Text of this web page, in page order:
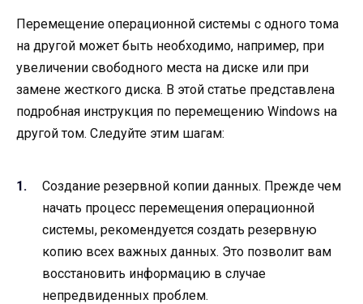
Перемещение операционной системы с одного тома
на другой может быть необходимо, например, при
увеличении свободного места на диске или при
замене жесткого диска. В этой статье представлена
подробная инструкция по перемещению Windows на
другой том. Следуйте этим шагам:
Создание резервной копии данных. Прежде чем
начать процесс перемещения операционной
системы, рекомендуется создать резервную
копию всех важных данных. Это позволит вам
восстановить информацию в случае
непредвиденных проблем.